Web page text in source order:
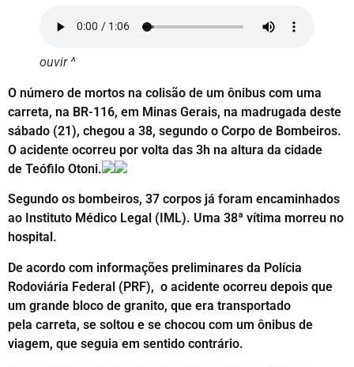
ouvir ^
O número de mortos na colisão de um ônibus com uma
carreta, na BR-116, em Minas Gerais, na madrugada deste
sábado (21), chegou a 38, segundo o Corpo de Bombeiros.
O acidente ocorreu por volta das 3h na altura da cidade
de Teófilo Otoni.
Segundo os bombeiros, 37 corpos já foram encaminhados
ao Instituto Médico Legal (IML). Uma 38ª vítima morreu no
hospital.
De acordo com informações preliminares da Polícia
Rodoviária Federal (PRF), o acidente ocorreu depois que
um grande bloco de granito, que era transportado
pela carreta, se soltou e se chocou com um ônibus de
viagem, que seguia em sentido contrário.